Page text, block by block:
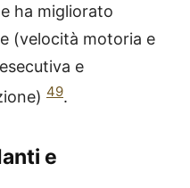
ha migliorato
(velocità motoria e
e
49.
e